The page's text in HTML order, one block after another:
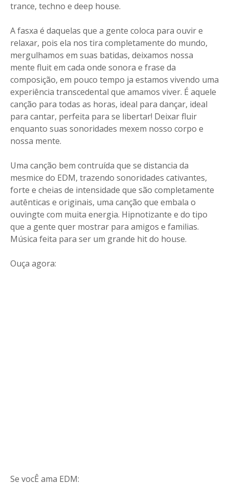
trance, techno e deep house.
A fasxa é daquelas que a gente coloca para ouvir e
relaxar, pois ela nos tira completamente do mundo,
mergulhamos em suas batidas, deixamos nossa
mente fluit em cada onde sonora e frase da
composição, em pouco tempo ja estamos vivendo uma
experiência transcedental que amamos viver. É aquele
canção para todas as horas, ideal para dançar, ideal
para cantar, perfeita para se libertar! Deixar fluir
enquanto suas sonoridades mexem nosso corpo e
nossa mente.
Uma canção bem contruída que se distancia da
mesmice do EDM, trazendo sonoridades cativantes,
forte e cheias de intensidade que são completamente
autênticas e originais, uma canção que embala o
ouvingte com muita energia. Hipnotizante e do tipo
que a gente quer mostrar para amigos e familias.
Música feita para ser um grande hit do house.
Ouça agora:
Se vocÊ ama EDM: